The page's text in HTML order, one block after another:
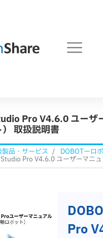
Pro V4.6.0 ユーザ
取扱説明書
製品・サービス DOBOTーロ
Pro V4.6.0 ユーザーマニュアル（6軸
Pro